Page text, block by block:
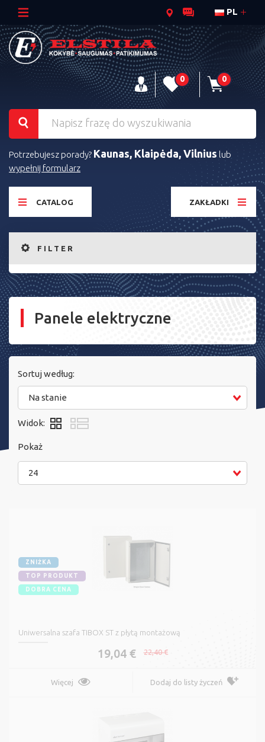
PL
0 0
Potrzebujesz porady? Kaunas, Klaipėda, Vilnius lub
wypełnij formularz
CATALOG ZAKŁADKI
FILTER
Panele elektryczne
Sortuj według:
Na stanie
Widok:
Pokaż
24
ZNIŻKA
TOP PRODUKT
DOBRA CENA
Uniwersalna szafa TIBOX ST z płytą montażową
19,04 € 22,40 €
Więcej Dodaj do listy życzeń